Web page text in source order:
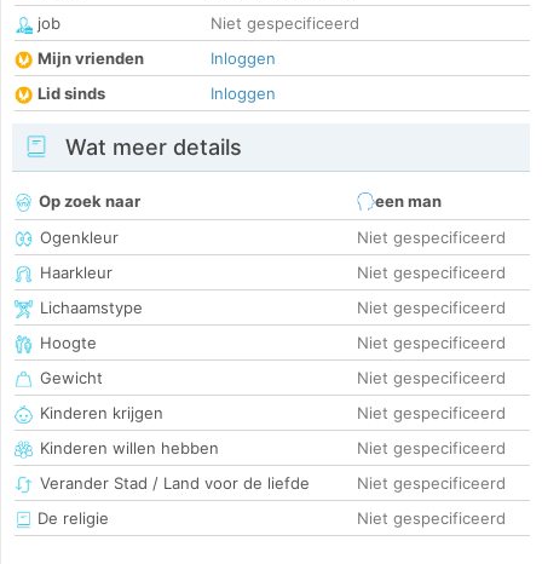
job
Niet gespecificeerd
Mijn vrienden
Inloggen
Lid sinds
Inloggen
Wat meer details
Op zoek naar
een man
Ogenkleur
Niet gespecificeerd
Haarkleur
Niet gespecificeerd
Lichaamstype
Niet gespecificeerd
Hoogte
Niet gespecificeerd
Gewicht
Niet gespecificeerd
Kinderen krijgen
Niet gespecificeerd
Kinderen willen hebben
Niet gespecificeerd
Verander Stad / Land voor de liefde
Niet gespecificeerd
De religie
Niet gespecificeerd